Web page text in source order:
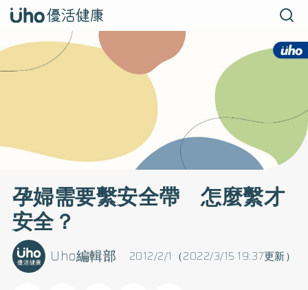
孕婦需要繫安全帶 怎麼繫才
安全？
2012/2/1（2022/3/15 19:37更新）
Uho編輯部